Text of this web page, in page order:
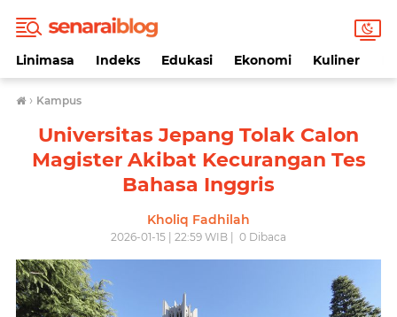
Linimasa Indeks Edukasi Ekonomi Kuliner
› Kampus
Universitas Jepang Tolak Calon
Magister Akibat Kecurangan Tes
Bahasa Inggris
Kholiq Fadhilah
2026-01-15 | 22:59 WIB | 0 Dibaca